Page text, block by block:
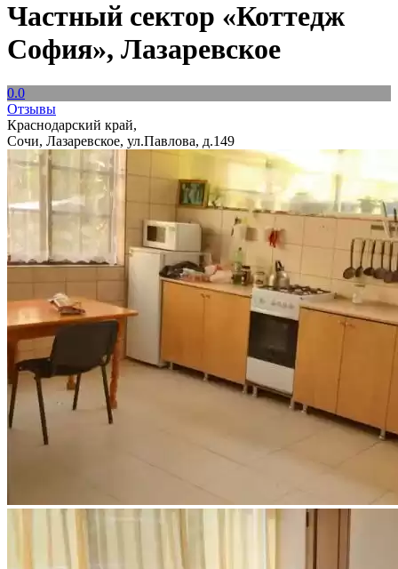
Частный сектор «Коттедж
София», Лазаревское
0.0
Отзывы
Краснодарский край,
Сочи, Лазаревское, ул.Павлова, д.149